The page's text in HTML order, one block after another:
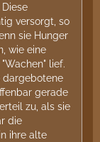
versorgt, so
sie Hunger
wie eine
lief.
dargebotene
gerade
zu, als sie
die
ihre alte